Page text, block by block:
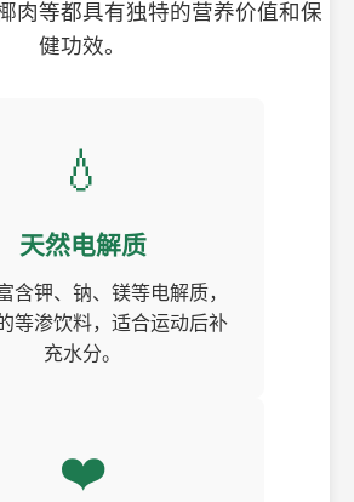
肉等都具有独特的营养价值和保
健功效。
💧
天然电解质
含钾、钠、镁等电解质，
等渗饮料，适合运动后补
充水分。
❤️